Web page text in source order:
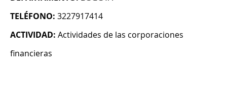
TELÉFONO: 3227917414
ACTIVIDAD: Actividades de las corporaciones
financieras